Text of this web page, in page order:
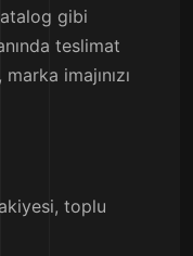
gibi
teslimat
imajınızı
toplu